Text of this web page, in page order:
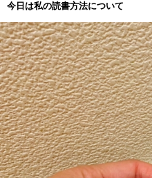
今日は私の読書方法について